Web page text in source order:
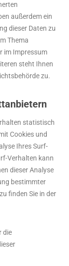
außerdem ein
dieser Daten zu
Thema
im Impressum
steht Ihnen
zu.
statistisch
Cookies und
Ihres Surf-
Verhalten kann
dieser Analyse
bestimmter
finden Sie in der
die